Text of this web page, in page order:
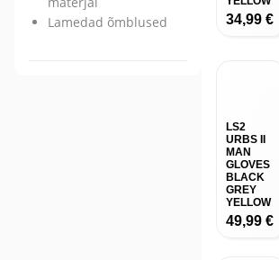
Lamedad õmblused
34,99 €
LS2
URBS II
MAN
GLOVES
BLACK
GREY
YELLOW
49,99 €